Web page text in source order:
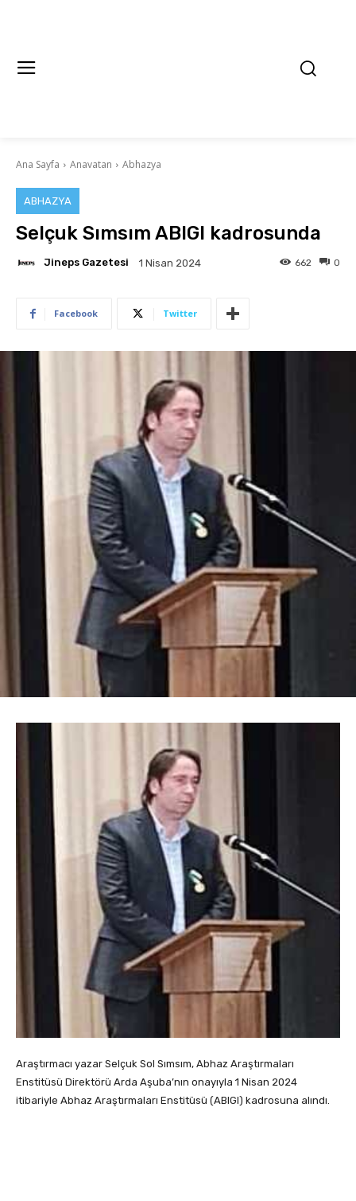
Ana Sayfa Anavatan Abhazya
ABHAZYA
Selçuk Sımsım ABIGI kadrosunda
Jineps Gazetesi 1 Nisan 2024 0
662
Facebook Twitter
Araştırmacı yazar Selçuk Sol Sımsım, Abhaz Araştırmaları
Enstitüsü Direktörü Arda Aşuba’nın onayıyla 1 Nisan 2024
itibariyle Abhaz Araştırmaları Enstitüsü (ABIGI) kadrosuna alındı.